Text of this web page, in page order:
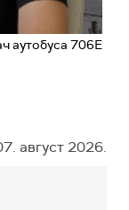
аутобуса 706Е
август 2026.